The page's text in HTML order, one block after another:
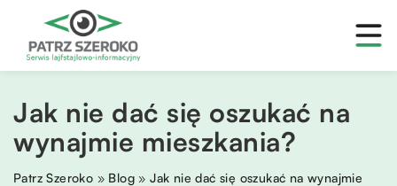
Jak nie dać się oszukać na
wynajmie mieszkania?
Patrz Szeroko » Blog »Jak nie dać się oszukać na wynajmie